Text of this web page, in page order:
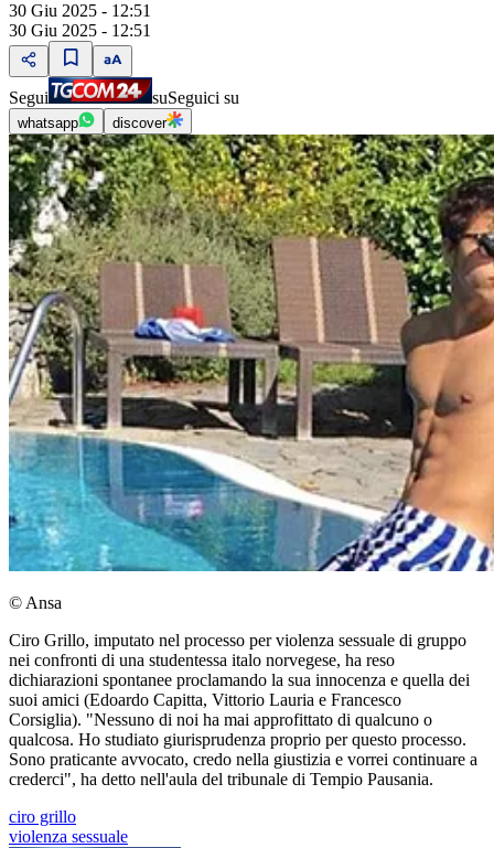
30 Giu 2025 - 12:51
30 Giu 2025 - 12:51
Segui suSeguici su
whatsapp discover
© Ansa
Ciro Grillo, imputato nel processo per violenza sessuale di gruppo
nei confronti di una studentessa italo norvegese, ha reso
dichiarazioni spontanee proclamando la sua innocenza e quella dei
suoi amici (Edoardo Capitta, Vittorio Lauria e Francesco
Corsiglia). "Nessuno di noi ha mai approfittato di qualcuno o
qualcosa. Ho studiato giurisprudenza proprio per questo processo.
Sono praticante avvocato, credo nella giustizia e vorrei continuare a
crederci", ha detto nell'aula del tribunale di Tempio Pausania.
ciro grillo
violenza sessuale